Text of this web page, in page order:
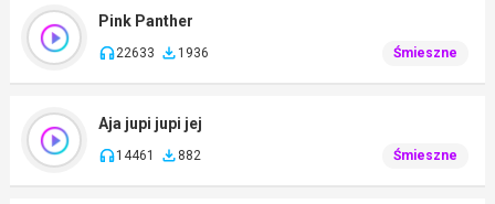
Pink Panther
22633 1936 Śmieszne
Aja jupi jupi jej
14461 882 Śmieszne